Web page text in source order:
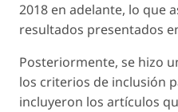
2018 en adelante, lo que
resultados presentados
Posteriormente, se hizo
los criterios de inclusión
incluyeron los artículos